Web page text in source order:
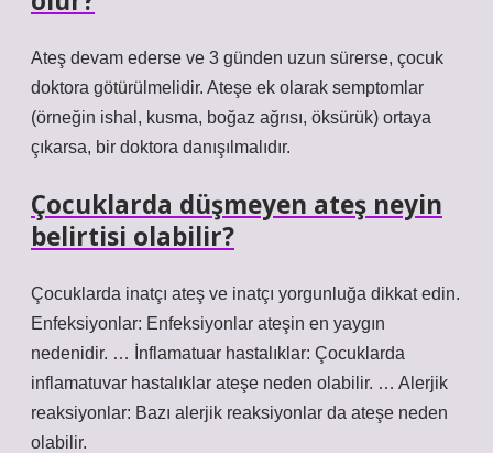
Ateş devam ederse ve 3 günden uzun sürerse, çocuk
doktora götürülmelidir. Ateşe ek olarak semptomlar
(örneğin ishal, kusma, boğaz ağrısı, öksürük) ortaya
çıkarsa, bir doktora danışılmalıdır.
Çocuklarda düşmeyen ateş neyin
belirtisi olabilir?
Çocuklarda inatçı ateş ve inatçı yorgunluğa dikkat edin.
Enfeksiyonlar: Enfeksiyonlar ateşin en yaygın
nedenidir. … İnflamatuar hastalıklar: Çocuklarda
inflamatuvar hastalıklar ateşe neden olabilir. … Alerjik
reaksiyonlar: Bazı alerjik reaksiyonlar da ateşe neden
olabilir.